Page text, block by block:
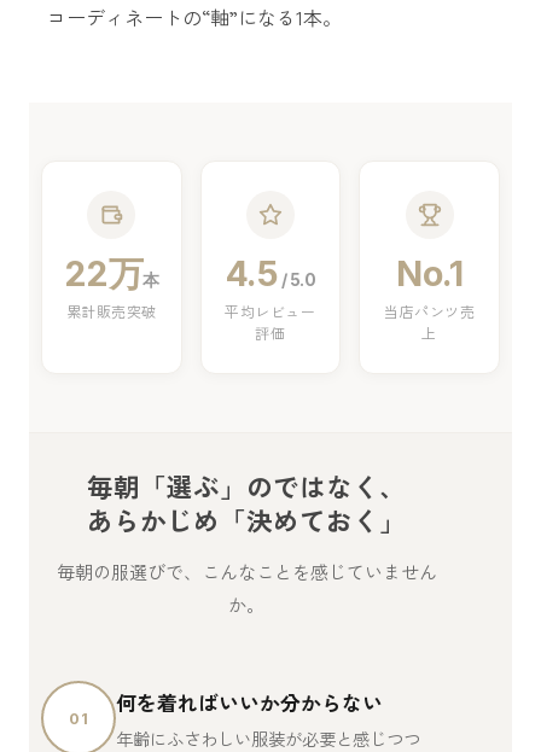
コーディネートの“軸”になる1本。
22万本
累計販売突破
4.5 / 5.0
平均レビュー
評価
No.1
当店パンツ売
上
毎朝「選ぶ」のではなく、
あらかじめ「決めておく」
毎朝の服選びで、こんなことを感じていません
か。
01
何を着ればいいか分からない
年齢にふさわしい服装が必要と感じつつ